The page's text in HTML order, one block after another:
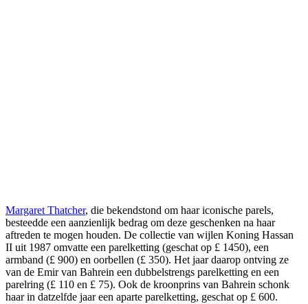
Margaret Thatcher, die bekendstond om haar iconische parels,
besteedde een aanzienlijk bedrag om deze geschenken na haar
aftreden te mogen houden. De collectie van wijlen Koning Hassan
II uit 1987 omvatte een parelketting (geschat op £ 1450), een
armband (£ 900) en oorbellen (£ 350). Het jaar daarop ontving ze
van de Emir van Bahrein een dubbelstrengs parelketting en een
parelring (£ 110 en £ 75). Ook de kroonprins van Bahrein schonk
haar in datzelfde jaar een aparte parelketting, geschat op £ 600.